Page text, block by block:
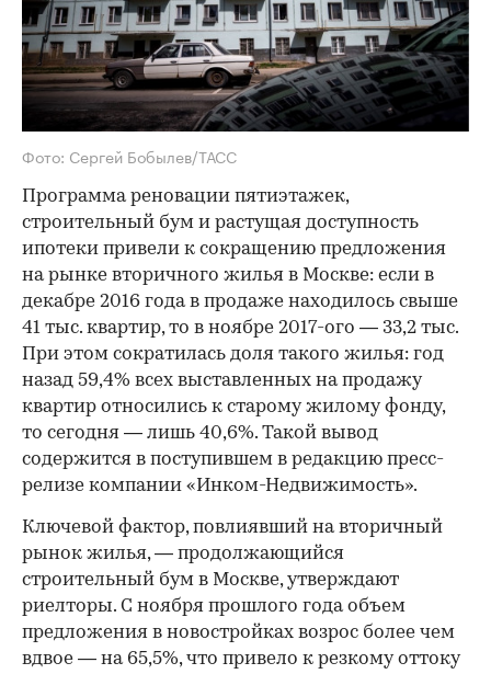
Фото: Сергей Бобылев/ТАСС
Программа реновации пятиэтажек,
строительный бум и растущая доступность
ипотеки привели к сокращению предложения
на рынке вторичного жилья в Москве: если в
декабре 2016 года в продаже находилось свыше
41 тыс. квартир, то в ноябре 2017-ого — 33,2 тыс.
При этом сократилась доля такого жилья: год
назад 59,4% всех выставленных на продажу
квартир относились к старому жилому фонду,
то сегодня — лишь 40,6%. Такой вывод
содержится в поступившем в редакцию пресс-
релизе компании «Инком-Недвижимость».
Ключевой фактор, повлиявший на вторичный
рынок жилья, — продолжающийся
строительный бум в Москве, утверждают
риелторы. С ноября прошлого года объем
предложения в новостройках возрос более чем
вдвое — на 65,5%, что привело к резкому оттоку